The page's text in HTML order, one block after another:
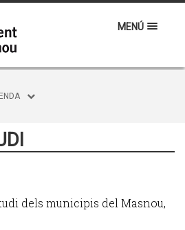
MENÚ
dels municipis del Masnou,